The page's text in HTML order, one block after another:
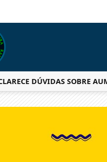
DÚVIDAS SOBRE